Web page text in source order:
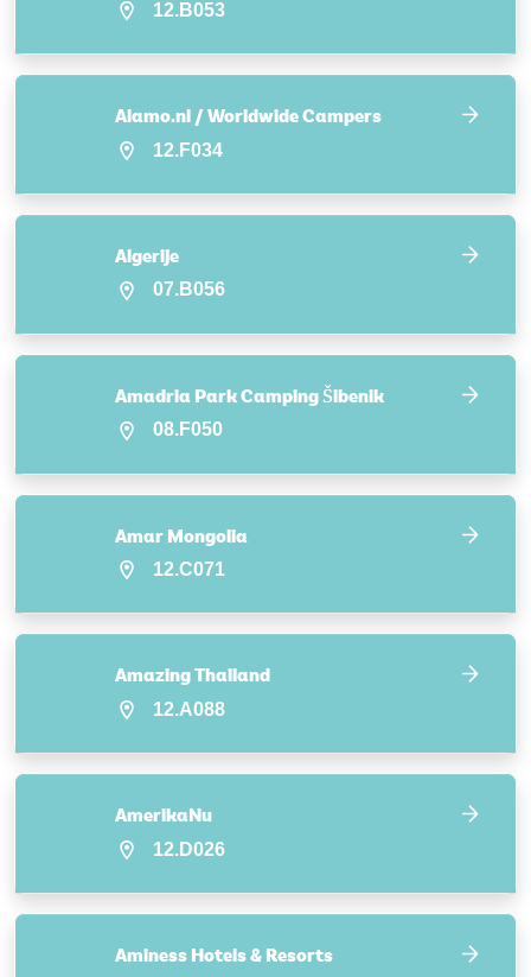
12.B053
Alamo.nl / Worldwide Campers
12.F034
Algerije
07.B056
Amadria Park Camping Šibenik
08.F050
Amar Mongolia
12.C071
Amazing Thailand
12.A088
AmerikaNu
12.D026
Aminess Hotels & Resorts